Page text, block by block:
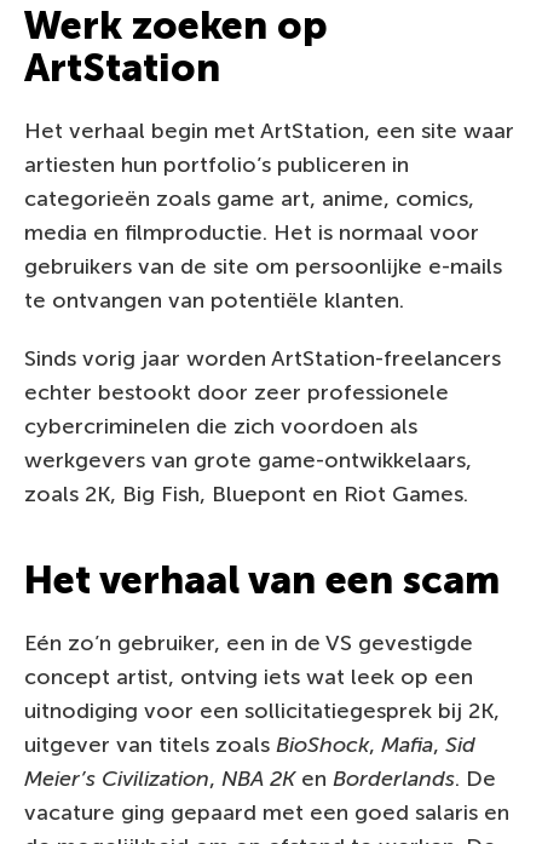
Werk zoeken op
ArtStation
Het verhaal begin met ArtStation, een site waar
artiesten hun portfolio’s publiceren in
categorieën zoals game art, anime, comics,
media en filmproductie. Het is normaal voor
gebruikers van de site om persoonlijke e-mails
te ontvangen van potentiële klanten.
Sinds vorig jaar worden ArtStation-freelancers
echter bestookt door zeer professionele
cybercriminelen die zich voordoen als
werkgevers van grote game-ontwikkelaars,
zoals 2K, Big Fish, Bluepont en Riot Games.
Het verhaal van een scam
Eén zo’n gebruiker, een in de VS gevestigde
concept artist, ontving iets wat leek op een
uitnodiging voor een sollicitatiegesprek bij 2K,
uitgever van titels zoals BioShock, Mafia, Sid
Meier’s Civilization, NBA 2Ken Borderlands. De
vacature ging gepaard met een goed salaris en